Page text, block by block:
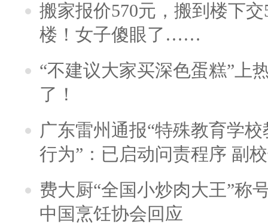
搬家报价570元，搬到楼下
楼！女子傻眼了……
“不建议大家买深色蛋糕”上
了！
广东雷州通报“特殊教育学
行为”：已启动问责程序 副
费大厨“全国小炒肉大王”称
中国烹饪协会回应